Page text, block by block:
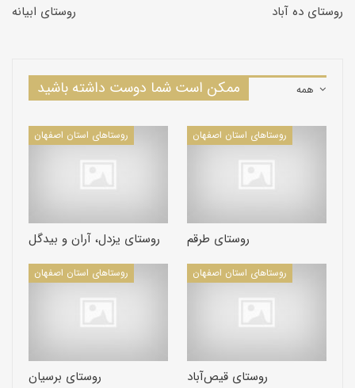
روستای ابیانه روستای ده آباد
ممکن است شما دوست داشته باشید
روستاهای استان اصفهان
روستای یزدل، آران و بیدگل
روستاهای استان اصفهان
روستاى طرقم
روستاهای استان اصفهان
روستاى برسيان
روستاهای استان اصفهان
روستای قيص‌آباد